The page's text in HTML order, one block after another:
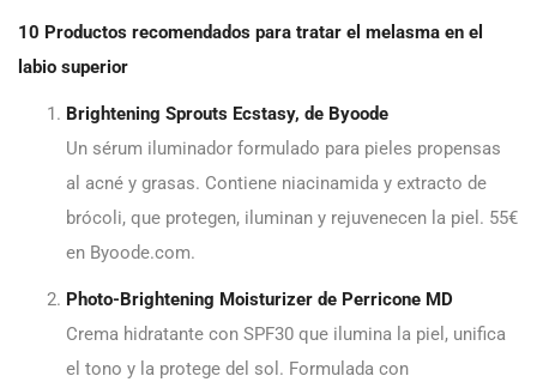
10 Productos recomendados para tratar el melasma en el
labio superior
Brightening Sprouts Ecstasy, de Byoode
Un sérum iluminador formulado para pieles propensas
al acné y grasas. Contiene niacinamida y extracto de
brócoli, que protegen, iluminan y rejuvenecen la piel. 55€
en Byoode.com.
Photo-Brightening Moisturizer de Perricone MD
Crema hidratante con SPF30 que ilumina la piel, unifica
el tono y la protege del sol. Formulada con